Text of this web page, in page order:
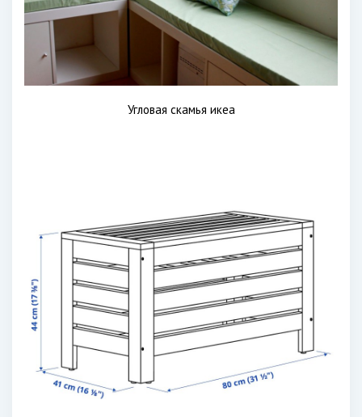
Угловая скамья икеа